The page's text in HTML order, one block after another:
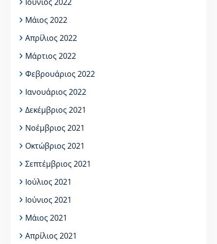
Μάιος 2022
Απρίλιος 2022
Μάρτιος 2022
Φεβρουάριος 2022
Ιανουάριος 2022
Δεκέμβριος 2021
Νοέμβριος 2021
Οκτώβριος 2021
Σεπτέμβριος 2021
Ιούλιος 2021
Ιούνιος 2021
Μάιος 2021
Απρίλιος 2021